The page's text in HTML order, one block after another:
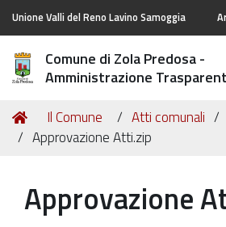
Unione Valli del Reno Lavino Samoggia
Comune di Zola Predosa -
Amministrazione
Tu
sei
Home
Il Comune Atti comunali
Approvazione Atti.zip
Approvazione